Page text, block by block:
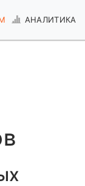
АНАЛИТИКА